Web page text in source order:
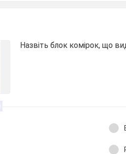
Назвіть блок комірок, що